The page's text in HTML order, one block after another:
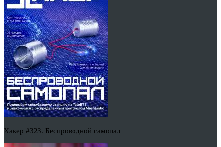
Хакер #323. Беспроводной самопал